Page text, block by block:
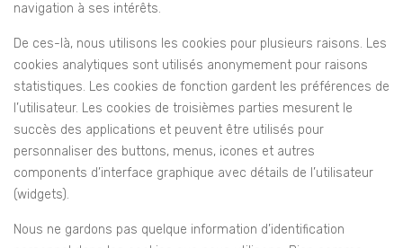
navigation à ses intérêts.
De ces-là, nous utilisons les cookies pour plusieurs raisons. Les
cookies analytiques sont utilisés anonymement pour raisons
statistiques. Les cookies de fonction gardent les préférences de
l’utilisateur. Les cookies de troisièmes parties mesurent le
succès des applications et peuvent être utilisés pour
personnaliser des buttons, menus, icones et autres
components d’interface graphique avec détails de l’utilisateur
(widgets).
Nous ne gardons pas quelque information d’identification